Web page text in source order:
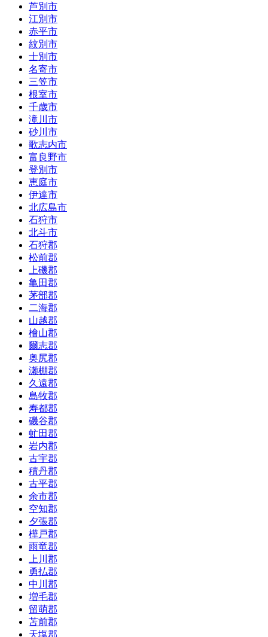
芦別市
江別市
赤平市
紋別市
士別市
名寄市
三笠市
根室市
千歳市
滝川市
砂川市
歌志内市
富良野市
登別市
恵庭市
伊達市
北広島市
石狩市
北斗市
石狩郡
松前郡
上磯郡
亀田郡
茅部郡
二海郡
山越郡
檜山郡
爾志郡
奥尻郡
瀬棚郡
久遠郡
島牧郡
寿都郡
磯谷郡
虻田郡
岩内郡
古宇郡
積丹郡
古平郡
余市郡
空知郡
夕張郡
樺戸郡
雨竜郡
上川郡
勇払郡
中川郡
増毛郡
留萌郡
苫前郡
天塩郡